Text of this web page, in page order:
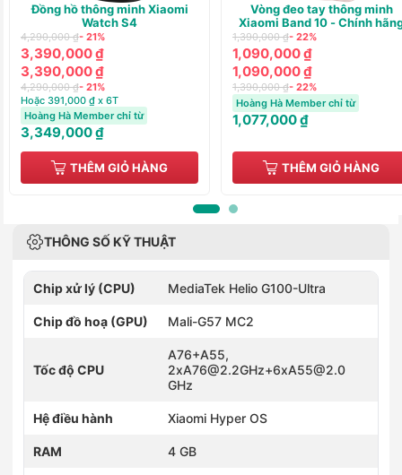
Đồng hồ thông minh Xiaomi
Watch S4
4,290,000 ₫- 21%
3,390,000 ₫
3,390,000 ₫
4,290,000 ₫- 21%
Hoặc 391,000 ₫ x 6T
Hoàng Hà Member chỉ từ
3,349,000 ₫
THÊM GIỎ HÀNG
Vòng đeo tay thông minh
Xiaomi Band 10 - Chính
1,390,000 ₫- 22%
1,090,000 ₫
1,090,000 ₫
1,390,000 ₫- 22%
Hoàng Hà Member chỉ từ
1,077,000 ₫
THÊM GIỎ HÀNG
THÔNG SỐ KỸ THUẬT
Chip xử lý (CPU) MediaTek Helio G100-Ultra
Chip đồ hoạ (GPU) Mali-G57 MC2
Tốc độ CPU
A76+A55,
2xA76@2.2GHz+6xA55@2.0
GHz
Hệ điều hành Xiaomi Hyper OS
RAM 4 GB